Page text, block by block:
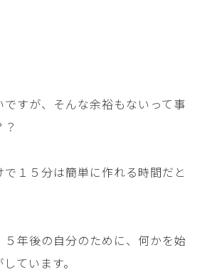
すが、そんな余裕もないって事
１５分は簡単に作れる時間だと
５年後の自分のために、何かを始
ています。